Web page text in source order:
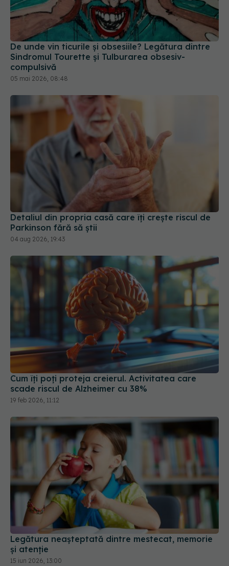
De unde vin ticurile și obsesiile? Legătura dintre
Sindromul Tourette și Tulburarea obsesiv-
compulsivă
05 mai 2026, 08:48
Detaliul din propria casă care îți crește riscul de
Parkinson fără să știi
04 aug 2026, 19:43
Cum îți poți proteja creierul. Activitatea care
scade riscul de Alzheimer cu 38%
Legătura neașteptată dintre mestecat, memorie
și atenție
15 iun 2026, 13:00